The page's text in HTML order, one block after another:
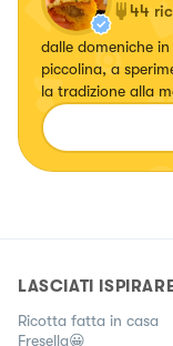
44
dalle domeniche
piccolina, a
la tradizione alla
LASCIATI
Ricotta fatta in casa
Fresella😀